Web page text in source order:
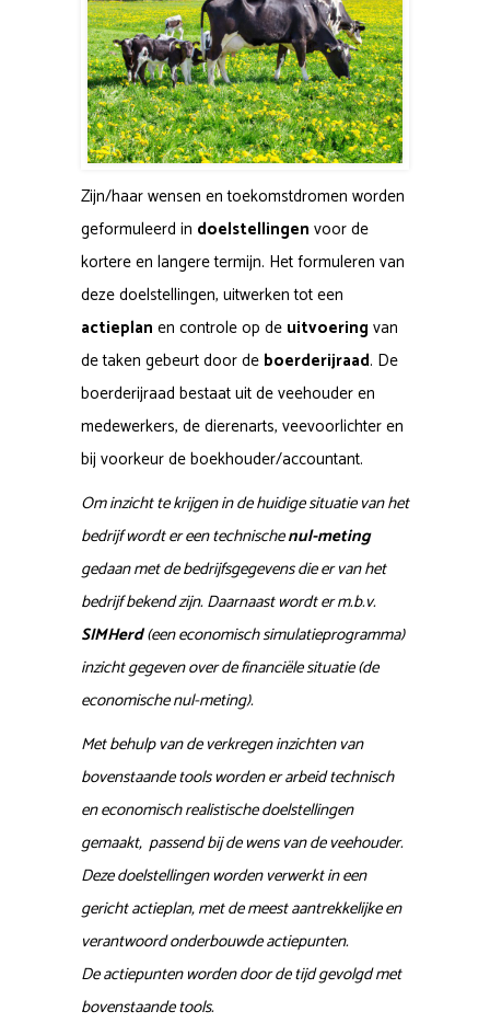
Zijn/haar wensen en toekomstdromen worden
geformuleerd in doelstellingen voor de
kortere en langere termijn. Het formuleren van
deze doelstellingen, uitwerken tot een
actieplan en controle op de uitvoering van
de taken gebeurt door de boerderijraad. De
boerderijraad bestaat uit de veehouder en
medewerkers, de dierenarts, veevoorlichter en
bij voorkeur de boekhouder/accountant.
Om inzicht te krijgen in de huidige situatie van het
bedrijf wordt er een technischenul-meting
gedaan met de bedrijfsgegevens die er van het
bedrijf bekend zijn. Daarnaast wordt er m.b.v.
SIMHerd(een economisch simulatieprogramma)
inzicht gegeven over de financiële situatie (de
economische nul-meting).
Met behulp van de verkregen inzichten van
bovenstaande tools worden er arbeid technisch
en economisch realistische doelstellingen
gemaakt, passend bij de wens van de veehouder.
Deze doelstellingen worden verwerkt in een
gericht actieplan, met de meest aantrekkelijke en
verantwoord onderbouwde actiepunten.
De actiepunten worden door de tijd gevolgd met
bovenstaande tools.